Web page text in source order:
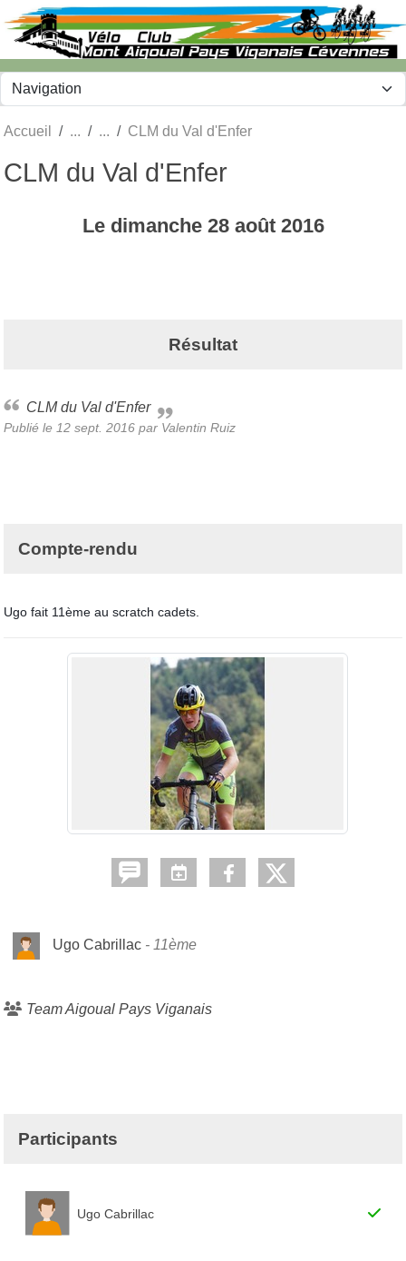
Accueil CLM du Val d'Enfer
CLM du Val d'Enfer
Le dimanche 28 août 2016
Résultat
CLM du Val d'Enfer
Publié le 12 sept. 2016 par Valentin Ruiz
Compte-rendu
Ugo fait 11ème au scratch cadets.
Ugo Cabrillac 11ème
Team Aigoual Pays Viganais
Participants
Ugo Cabrillac
Panneau de gestion des cookies